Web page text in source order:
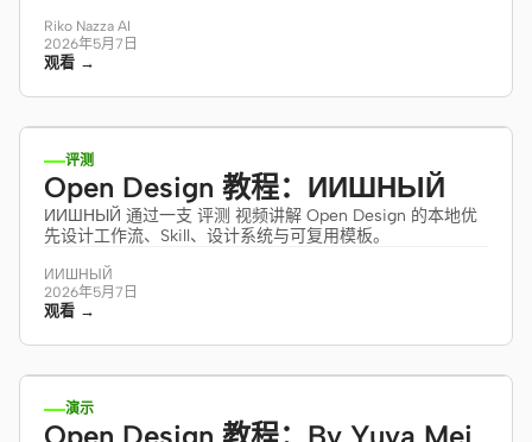
Riko Nazza AI
2026年5月7日
观看 →
36:07
评测
Open Design 教程：ИИШНЫЙ
ИИШНЫЙ 通过一支 评测 视频讲解 Open Design 的本地优
先设计工作流、Skill、设计系统与可复用模板。
ИИШНЫЙ
2026年5月7日
观看 →
11:31
演示